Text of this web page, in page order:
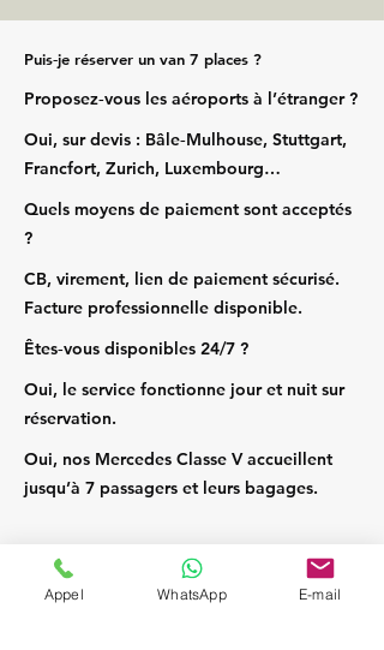
Puis‑je réserver un van 7 places ?
Proposez‑vous les aéroports à l’étranger ?
Oui, sur devis : Bâle‑Mulhouse, Stuttgart,
Francfort, Zurich, Luxembourg…
Quels moyens de paiement sont acceptés
?
CB, virement, lien de paiement sécurisé.
Facture professionnelle disponible.
Êtes‑vous disponibles 24/7 ?
Oui, le service fonctionne jour et nuit sur
réservation.
Oui, nos Mercedes Classe V accueillent
jusqu’à 7 passagers et leurs bagages.
Appel WhatsApp E-mail